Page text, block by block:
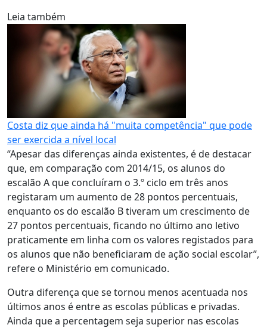
Leia também
Costa diz que ainda há "muita competência" que pode
ser exercida a nível local
“Apesar das diferenças ainda existentes, é de destacar
que, em comparação com 2014/15, os alunos do
escalão A que concluíram o 3.º ciclo em três anos
registaram um aumento de 28 pontos percentuais,
enquanto os do escalão B tiveram um crescimento de
27 pontos percentuais, ficando no último ano letivo
praticamente em linha com os valores registados para
os alunos que não beneficiaram de ação social escolar”,
refere o Ministério em comunicado.
Outra diferença que se tornou menos acentuada nos
últimos anos é entre as escolas públicas e privadas.
Ainda que a percentagem seja superior nas escolas